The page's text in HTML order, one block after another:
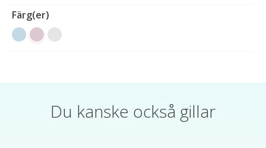
Färg(er)
Du kanske också gillar